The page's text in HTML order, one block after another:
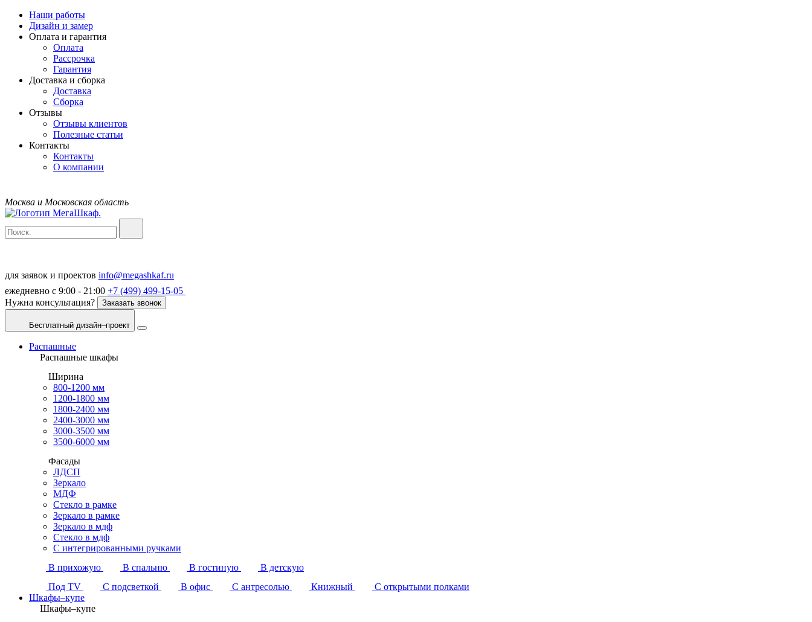
Наши работы
Дизайн и замер
Оплата и гарантия
Оплата
Рассрочка
Гарантия
Доставка и сборка
Доставка
Сборка
Отзывы
Отзывы клиентов
Полезные статьи
Контакты
Контакты
О компании
Москва и Московская область
для заявок и проектов info@megashkaf.ru
ежедневно с 9:00 - 21:00 +7 (499) 499-15-05
Нужна консультация?
Заказать звонок
Бесплатный дизайн–проект
Распашные
Распашные шкафы
Ширина
800-1200 мм
1200-1800 мм
1800-2400 мм
2400-3000 мм
3000-3500 мм
3500-6000 мм
Фасады
ЛДСП
Зеркало
МДФ
Стекло в рамке
Зеркало в рамке
Зеркало в мдф
Стекло в мдф
С интегрированными ручками
В прихожую
В спальню В гостиную
В детскую
Под TV
С подсветкой В офис С антресолью Книжный
С открытыми полками
Шкафы–купе
Шкафы–купе